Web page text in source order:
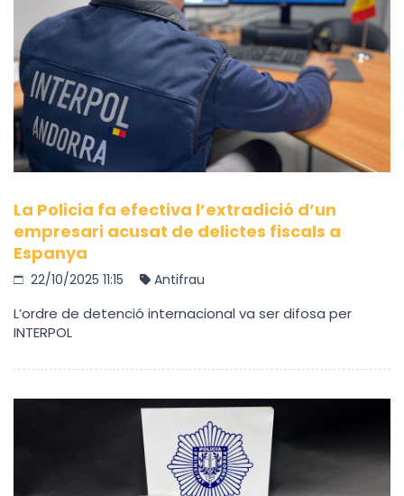
La Policia fa efectiva l’extradició d’un
empresari acusat de delictes fiscals a
Espanya
22/10/2025 11:15 Antifrau
L’ordre de detenció internacional va ser difosa per
INTERPOL